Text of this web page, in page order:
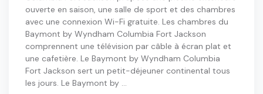
ouverte en saison, une salle de sport et des chambres
avec une connexion Wi-Fi gratuite. Les chambres du
Baymont by Wyndham Columbia Fort Jackson
comprennent une télévision par câble à écran plat et
une cafetière. Le Baymont by Wyndham Columbia
Fort Jackson sert un petit-déjeuner continental tous
les jours. Le Baymont by ...